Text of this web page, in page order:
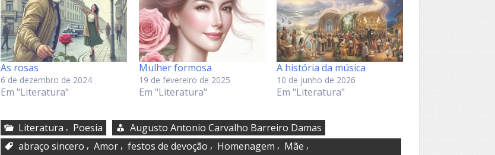
As rosas
6 de dezembro de 2024
Em "Literatura"
Mulher formosa
19 de fevereiro de 2025
Em "Literatura"
A história da música
10 de junho de 2026
Em "Literatura"
Literatura , Poesia
Augusto Antonio Carvalho Barreiro Damas
abraço sincero , Amor , festos de devoção , Homenagem , Mãe ,